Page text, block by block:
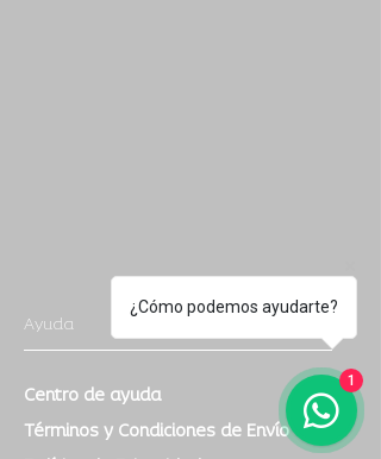
Ayuda
Centro de ayuda
Términos y Condiciones de Envío
¿Cómo podemos ayudarte?
1